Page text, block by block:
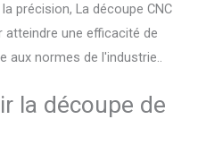
précision, La découpe CNC
atteindre une efficacité de
aux normes de l'industrie..
la découpe de